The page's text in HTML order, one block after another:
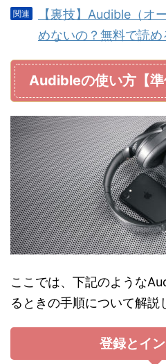
【裏技】Audible（オ
めないの？無料で読め
Audibleの使い方【準
ここでは、下記のような
るときの手順について解説
登録とイ